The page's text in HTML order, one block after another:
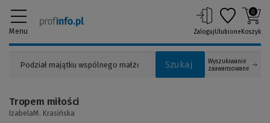
Menu
Szukaj
Wyszukiwanie
zaawansowane
ZalogujUlubione
0
Koszyk
Tropem miłości
IzabelaM. Krasińska